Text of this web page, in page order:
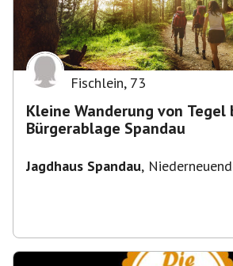
Fischlein, 73
Kleine Wanderung von Tegel
Bürgerablage Spandau
Jagdhaus Spandau,